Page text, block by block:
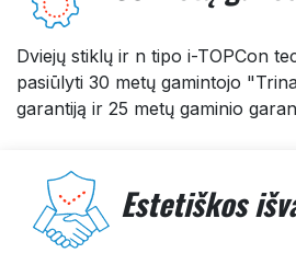
Dviejų stiklų ir n tipo i-TOPCon
pasiūlyti 30 metų gamintojo
garantiją ir 25 metų gaminio
Estetiškos